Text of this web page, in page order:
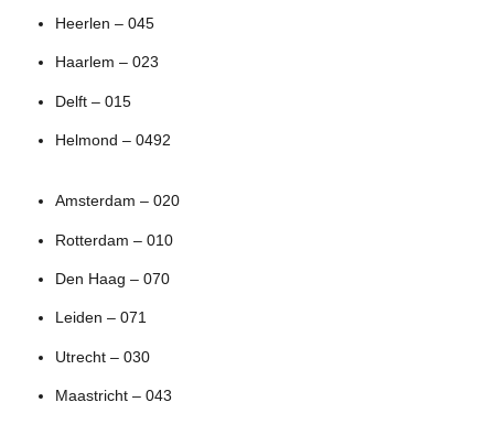
Heerlen – 045
Haarlem – 023
Delft – 015
Helmond – 0492
Amsterdam – 020
Rotterdam – 010
Den Haag – 070
Leiden – 071
Utrecht – 030
Maastricht – 043